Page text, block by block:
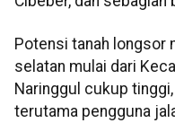
Potensi tanah longsor
selatan mulai dari
Naringgul cukup
terutama pengguna